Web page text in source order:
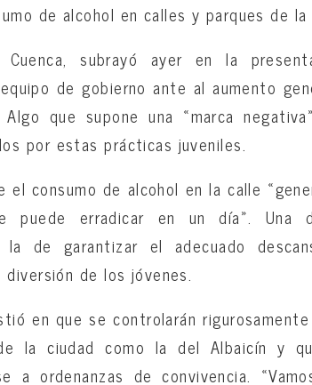
de alcohol en calles y parques de
Cuenca, subrayó ayer en la
de gobierno ante al aumento
que supone una «marca
por estas prácticas juveniles.
el consumo de alcohol en la calle
puede erradicar en un día». Una
la de garantizar el adecuado
de los jóvenes.
en que se controlarán
la ciudad como la del Albaicín y
a ordenanzas de convivencia.